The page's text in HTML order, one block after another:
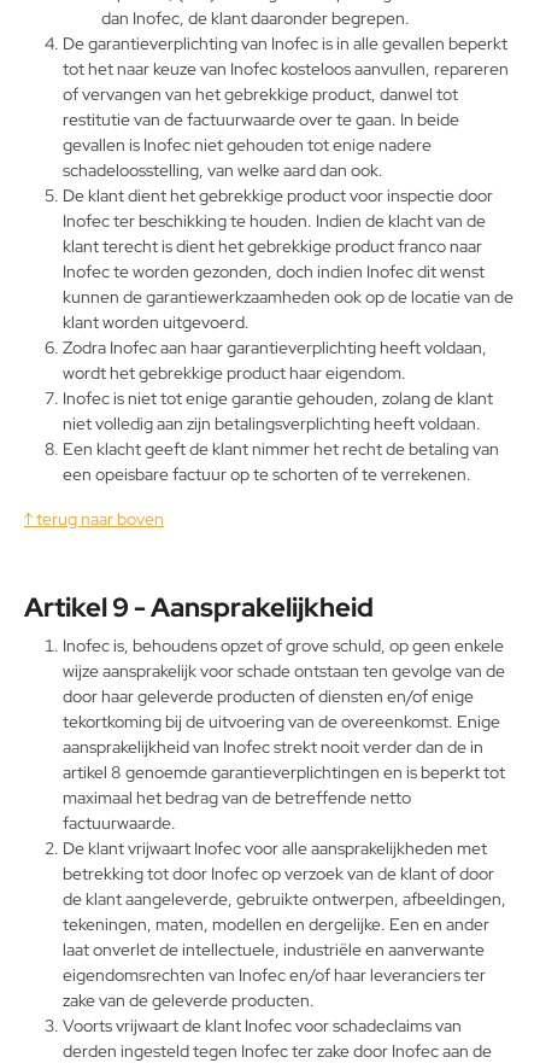
dan Inofec, de klant daaronder begrepen.
De garantieverplichting van Inofec is in alle gevallen beperkt
tot het naar keuze van Inofec kosteloos aanvullen, repareren
of vervangen van het gebrekkige product, danwel tot
restitutie van de factuurwaarde over te gaan. In beide
gevallen is Inofec niet gehouden tot enige nadere
schadeloosstelling, van welke aard dan ook.
De klant dient het gebrekkige product voor inspectie door
Inofec ter beschikking te houden. Indien de klacht van de
klant terecht is dient het gebrekkige product franco naar
Inofec te worden gezonden, doch indien Inofec dit wenst
kunnen de garantiewerkzaamheden ook op de locatie van de
klant worden uitgevoerd.
Zodra Inofec aan haar garantieverplichting heeft voldaan,
wordt het gebrekkige product haar eigendom.
Inofec is niet tot enige garantie gehouden, zolang de klant
niet volledig aan zijn betalingsverplichting heeft voldaan.
Een klacht geeft de klant nimmer het recht de betaling van
een opeisbare factuur op te schorten of te verrekenen.
↑ terug naar boven
Artikel 9 - Aansprakelijkheid
Inofec is, behoudens opzet of grove schuld, op geen enkele
wijze aansprakelijk voor schade ontstaan ten gevolge van de
door haar geleverde producten of diensten en/of enige
tekortkoming bij de uitvoering van de overeenkomst. Enige
aansprakelijkheid van Inofec strekt nooit verder dan de in
artikel 8 genoemde garantieverplichtingen en is beperkt tot
maximaal het bedrag van de betreffende netto
factuurwaarde.
De klant vrijwaart Inofec voor alle aansprakelijkheden met
betrekking tot door Inofec op verzoek van de klant of door
de klant aangeleverde, gebruikte ontwerpen, afbeeldingen,
tekeningen, maten, modellen en dergelijke. Een en ander
laat onverlet de intellectuele, industriële en aanverwante
eigendomsrechten van Inofec en/of haar leveranciers ter
zake van de geleverde producten.
Voorts vrijwaart de klant Inofec voor schadeclaims van
derden ingesteld tegen Inofec ter zake door Inofec aan de